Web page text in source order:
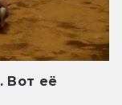
Вот её